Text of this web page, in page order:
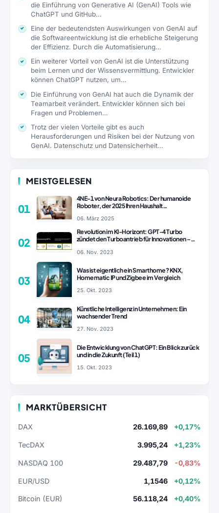
die Einführung von Generative AI (GenAI) Tools wie
ChatGPT und GitHub…
Eine der bedeutendsten Auswirkungen von GenAI auf
die Softwareentwicklung ist die erhebliche Steigerung
der Effizienz. Durch die Automatisierung…
Ein weiterer Vorteil von GenAI ist die Unterstützung
beim Lernen und der Wissensvermittlung. Entwickler
können ChatGPT nutzen, um…
Die Einführung von GenAI hat auch die Dynamik der
Teamarbeit verändert. Entwickler können sich bei
Fragen und Problemen…
Trotz der vielen Vorteile gibt es auch
Herausforderungen und Risiken bei der Nutzung von
GenAI. Datenschutz und Datensicherheit…
MEISTGELESEN
01
4NE-1 von Neura Robotics: Der humanoide
Roboter, der 2025 Ihren Haushalt
06. März 2025
02
Revolution im KI-Horizont: GPT-4 Turbo
zündet den Turboantrieb für Innovationen –
06. Nov. 2023
03
Was ist eigentlich ein Smarthome? KNX,
Homematic IP und Zigbee im Vergleich
25. Okt. 2023
04
Künstliche Intelligenz in Unternehmen: Ein
wachsender Trend
27. Nov. 2023
05
Die Entwicklung von ChatGPT: Ein Blick zurück
und in die Zukunft (Teil 1)
15. Okt. 2023
MARKTÜBERSICHT
DAX 26.169,89 +0,17%
TecDAX 3.995,24 +1,23%
NASDAQ 100 29.487,79 -0,83%
EUR/USD 1,1546 +0,12%
Bitcoin (EUR) 56.118,24 +0,40%